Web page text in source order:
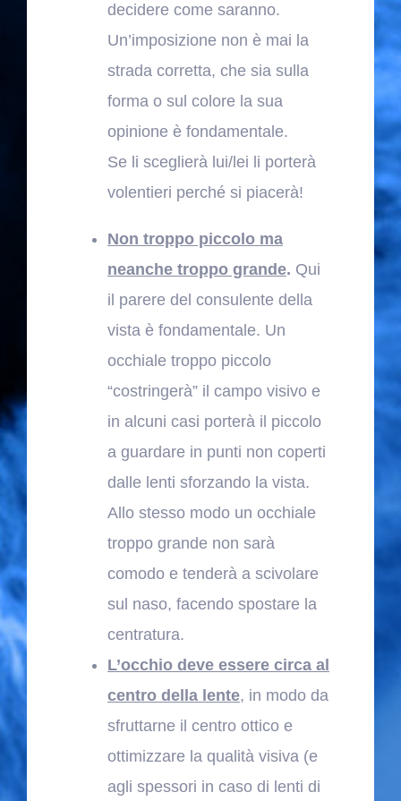
decidere come saranno.
Un’imposizione non è mai la
strada corretta, che sia sulla
forma o sul colore la sua
opinione è fondamentale.
Se li sceglierà lui/lei li porterà
volentieri perché si piacerà!
Non troppo piccolo ma
neanche troppo grande. Qui
il parere del consulente della
vista è fondamentale. Un
occhiale troppo piccolo
“costringerà” il campo visivo e
in alcuni casi porterà il piccolo
a guardare in punti non coperti
dalle lenti sforzando la vista.
Allo stesso modo un occhiale
troppo grande non sarà
comodo e tenderà a scivolare
sul naso, facendo spostare la
centratura.
L’occhio deve essere circa al
centro della lente, in modo da
sfruttarne il centro ottico e
ottimizzare la qualità visiva (e
agli spessori in caso di lenti di